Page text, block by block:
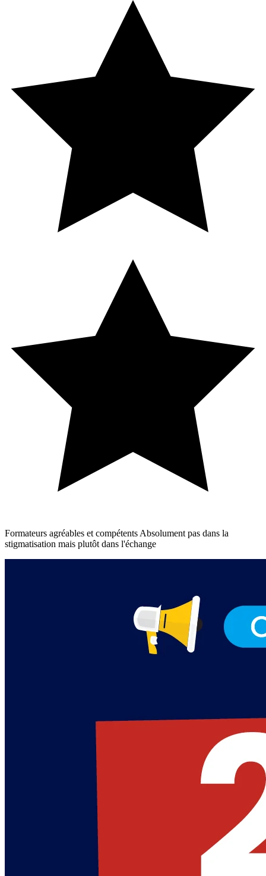
Formateurs agréables et compétents Absolument pas dans la
stigmatisation mais plutôt dans l'échange